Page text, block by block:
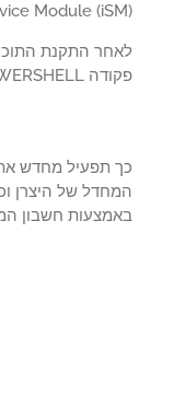
Service Module
חשבון המשתמש